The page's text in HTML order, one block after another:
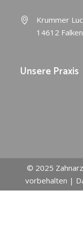
Krummer
14612
Unsere Praxis
© 2025
vorbehalten |